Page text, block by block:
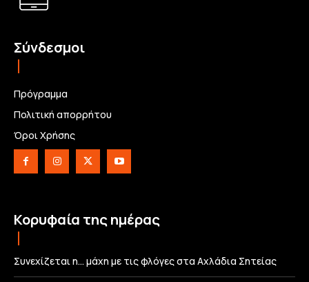
Σύνδεσμοι
Πρόγραμμα
Πολιτική απορρήτου
Όροι Χρήσης
Κορυφαία της ημέρας
Συνεχίζεται η… μάχη με τις φλόγες στα Αχλάδια Σητείας